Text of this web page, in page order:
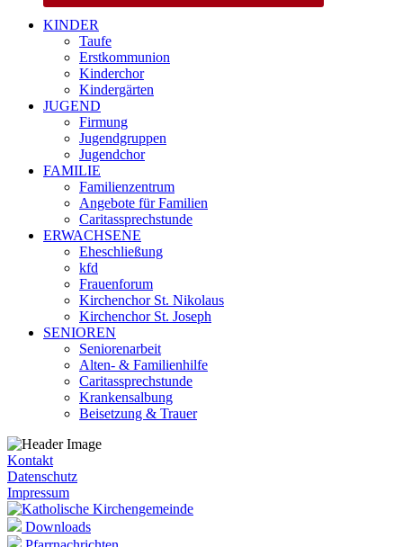
KINDER
Taufe
Erstkommunion
Kinderchor
Kindergärten
JUGEND
Firmung
Jugendgruppen
Jugendchor
FAMILIE
Familienzentrum
Angebote für Familien
Caritassprechstunde
ERWACHSENE
Eheschließung
kfd
Frauenforum
Kirchenchor St. Nikolaus
Kirchenchor St. Joseph
SENIOREN
Seniorenarbeit
Alten- & Familienhilfe
Caritassprechstunde
Krankensalbung
Beisetzung & Trauer
Kontakt
Datenschutz
Impressum
Downloads